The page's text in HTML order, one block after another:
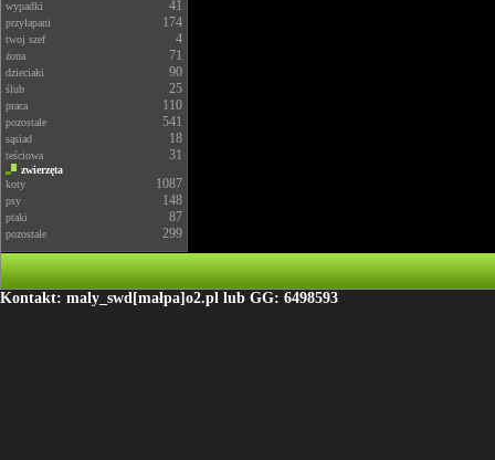
wypadki 41
przyłapani 174
twoj szef 4
żona 71
dzieciaki 90
ślub 25
praca 110
pozostałe 541
sąsiad 18
teściowa 31
zwierzęta
koty
1087
psy 148
ptaki 87
pozostałe 299
Kontakt: maly_swd[małpa]o2.pl lub GG: 6498593